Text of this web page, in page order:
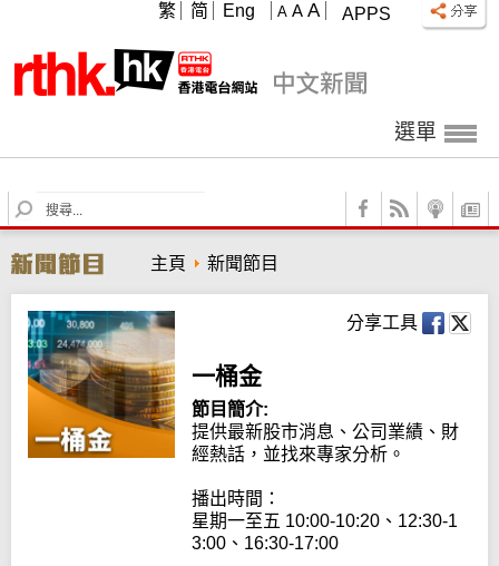
APPS
A A A
繁 简 Eng
選單
S
e
r
c
h
主頁 新聞節目
分享工具
一桶金
節目簡介:
提供最新股市消息、公司業績、財
經熱話，並找來專家分析。
播出時間：
星期一至五 10:00-10:20、12:30-1
3:00、16:30-17:00